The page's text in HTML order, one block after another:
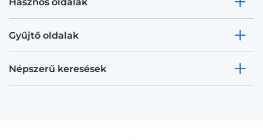
Gyűjtő oldalak
Népszerű keresések